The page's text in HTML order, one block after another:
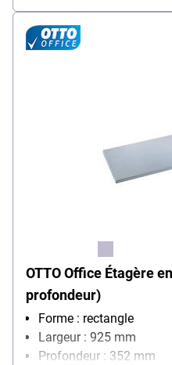
OTTO Office Étagère
profondeur)
Forme : rectangle
Largeur : 925 mm
Profondeur : 352 mm